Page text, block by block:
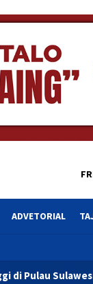
ADVETORIAL
pada Triwulan II